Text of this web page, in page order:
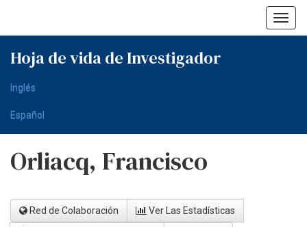
Hoja de vida de Investigador
Inglés
Español
Orliacq, Francisco
Red de Colaboración Ver Las Estadísticas